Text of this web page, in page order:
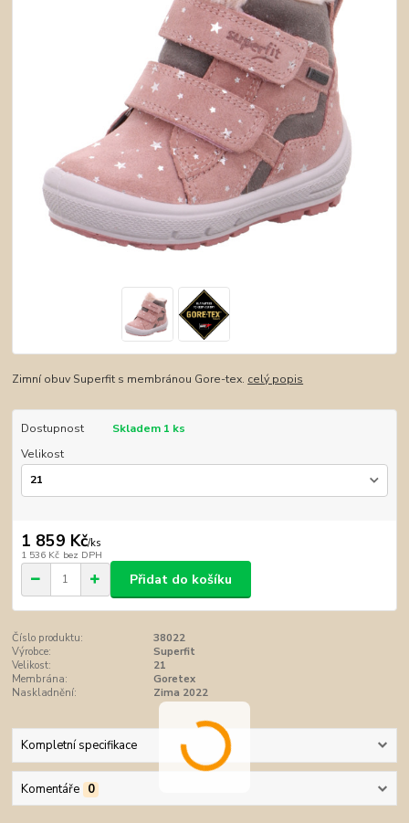
Zimní obuv Superfit s membránou Gore-tex. celý popis
Dostupnost
Skladem 1 ks
Velikost
1 859 Kč/ks
1 536 Kč bez DPH
Přidat do košíku
Číslo produktu:
38022
Výrobce:
Superfit
Velikost:
21
Membrána:
Goretex
Naskladnění:
Zima 2022
Kompletní specifikace
Komentáře 0